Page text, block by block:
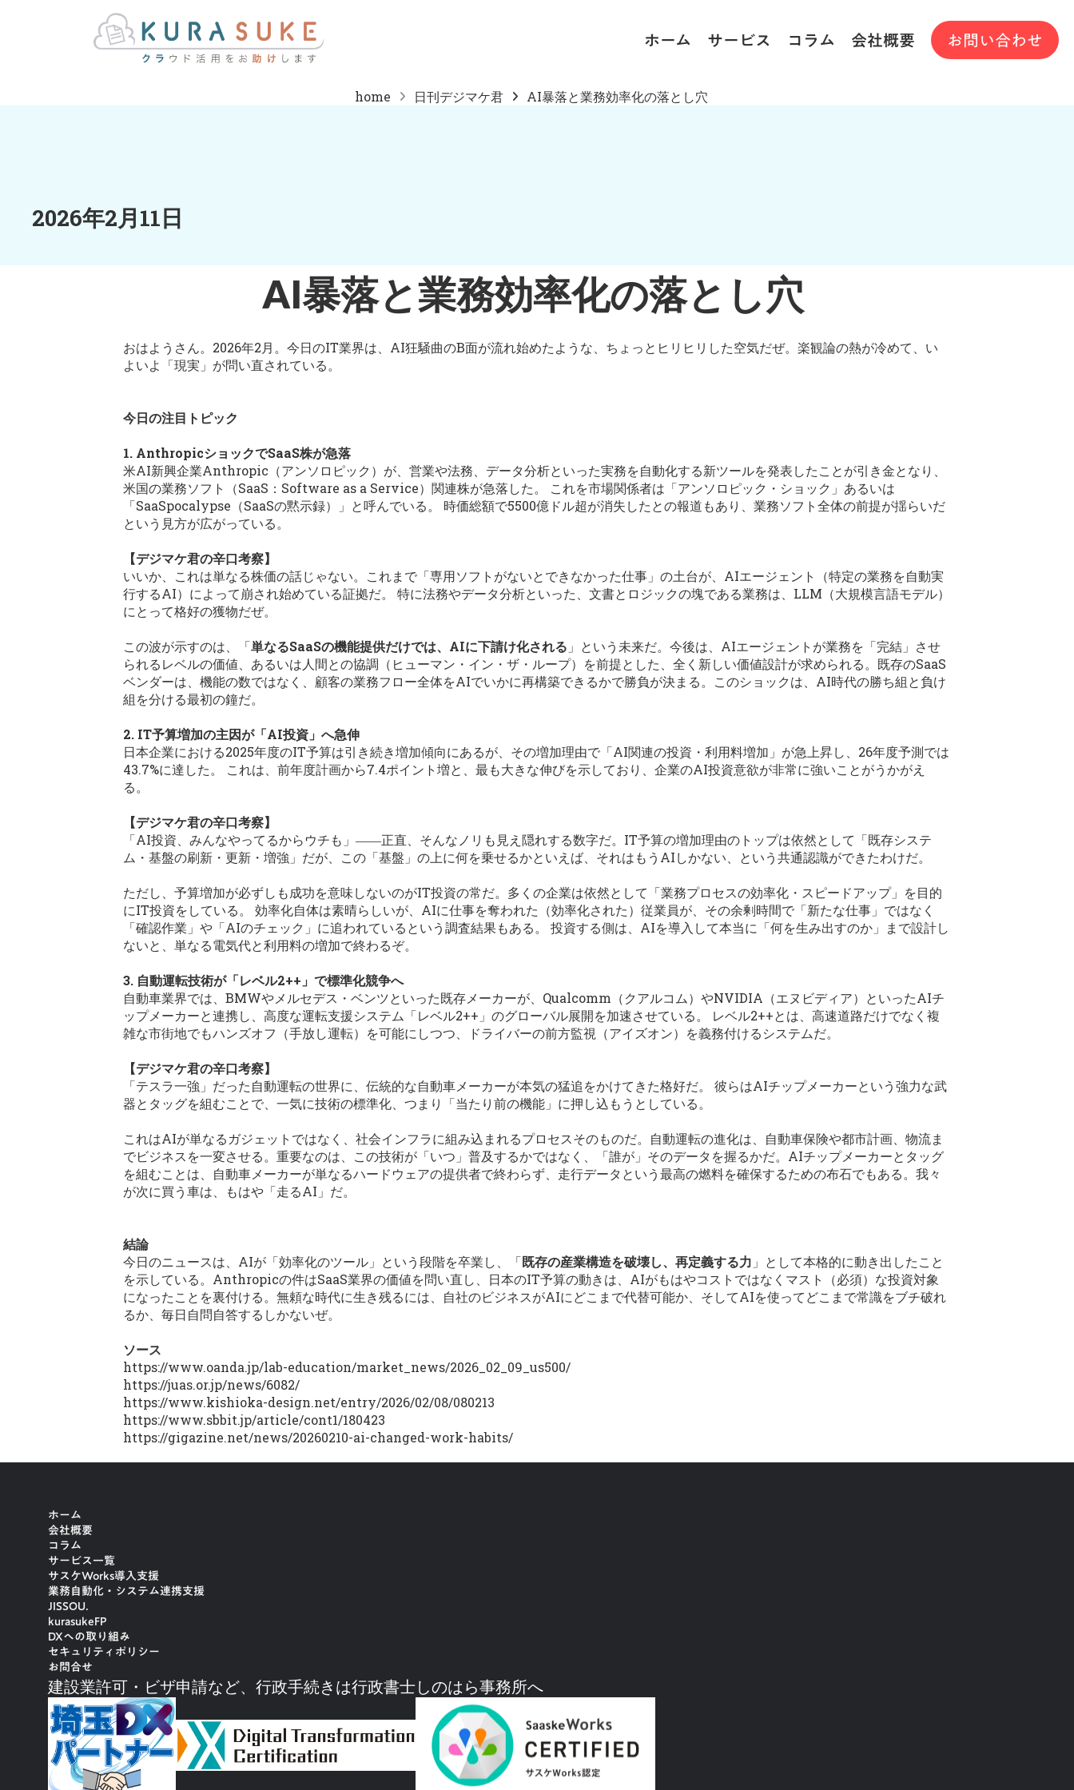
ホーム サービス コラム 会社概要 お問い合わせ
home 日刊デジマケ君 AI暴落と業務効率化の落とし穴
2026年2月11日
AI暴落と業務効率化の落とし穴
おはようさん。2026年2月。今日のIT業界は、AI狂騒曲のB面が流れ始めたような、ちょっとヒリヒリした空気だぜ。楽観論の熱が冷めて、い
よいよ「現実」が問い直されている。
今日の注目トピック
1. AnthropicショックでSaaS株が急落
米AI新興企業Anthropic（アンソロピック）が、営業や法務、データ分析といった実務を自動化する新ツールを発表したことが引き金となり、
米国の業務ソフト（SaaS：Software as a Service）関連株が急落した。 これを市場関係者は「アンソロピック・ショック」あるいは
「SaaSpocalypse（SaaSの黙示録）」と呼んでいる。 時価総額で5500億ドル超が消失したとの報道もあり、業務ソフト全体の前提が揺らいだ
という見方が広がっている。
【デジマケ君の辛口考察】
いいか、これは単なる株価の話じゃない。これまで「専用ソフトがないとできなかった仕事」の土台が、AIエージェント（特定の業務を自動実
行するAI）によって崩され始めている証拠だ。 特に法務やデータ分析といった、文書とロジックの塊である業務は、LLM（大規模言語モデル）
にとって格好の獲物だぜ。
この波が示すのは、「単なるSaaSの機能提供だけでは、AIに下請け化される 」という未来だ。今後は、AIエージェントが業務を「完結」させ
られるレベルの価値、あるいは人間との協調（ヒューマン・イン・ザ・ループ）を前提とした、全く新しい価値設計が求められる。既存のSaaS
ベンダーは、機能の数ではなく、顧客の業務フロー全体をAIでいかに再構築できるかで勝負が決まる。このショックは、AI時代の勝ち組と負け
組を分ける最初の鐘だ。
2. IT予算増加の主因が「AI投資」へ急伸
日本企業における2025年度のIT予算は引き続き増加傾向にあるが、その増加理由で「AI関連の投資・利用料増加」が急上昇し、26年度予測では
43.7%に達した。 これは、前年度計画から7.4ポイント増と、最も大きな伸びを示しており、企業のAI投資意欲が非常に強いことがうかがえ
る。
【デジマケ君の辛口考察】
「AI投資、みんなやってるからウチも」――正直、そんなノリも見え隠れする数字だ。IT予算の増加理由のトップは依然として「既存システ
ム・基盤の刷新・更新・増強」だが、この「基盤」の上に何を乗せるかといえば、それはもうAIしかない、という共通認識ができたわけだ。
ただし、予算増加が必ずしも成功を意味しないのがIT投資の常だ。多くの企業は依然として「業務プロセスの効率化・スピードアップ」を目的
にIT投資をしている。 効率化自体は素晴らしいが、AIに仕事を奪われた（効率化された）従業員が、その余剰時間で「新たな仕事」ではなく
「確認作業」や「AIのチェック」に追われているという調査結果もある。 投資する側は、AIを導入して本当に「何を生み出すのか」まで設計し
ないと、単なる電気代と利用料の増加で終わるぞ。
3. 自動運転技術が「レベル2++」で標準化競争へ
自動車業界では、BMWやメルセデス・ベンツといった既存メーカーが、Qualcomm（クアルコム）やNVIDIA（エヌビディア）といったAIチ
ップメーカーと連携し、高度な運転支援システム「レベル2++」のグローバル展開を加速させている。 レベル2++とは、高速道路だけでなく複
雑な市街地でもハンズオフ（手放し運転）を可能にしつつ、ドライバーの前方監視（アイズオン）を義務付けるシステムだ。
【デジマケ君の辛口考察】
「テスラ一強」だった自動運転の世界に、伝統的な自動車メーカーが本気の猛追をかけてきた格好だ。 彼らはAIチップメーカーという強力な武
器とタッグを組むことで、一気に技術の標準化、つまり「当たり前の機能」に押し込もうとしている。
これはAIが単なるガジェットではなく、社会インフラに組み込まれるプロセスそのものだ。自動運転の進化は、自動車保険や都市計画、物流ま
でビジネスを一変させる。重要なのは、この技術が「いつ」普及するかではなく、「誰が」そのデータを握るかだ。AIチップメーカーとタッグ
を組むことは、自動車メーカーが単なるハードウェアの提供者で終わらず、走行データという最高の燃料を確保するための布石でもある。我々
が次に買う車は、もはや「走るAI」だ。
結論
今日のニュースは、AIが「効率化のツール」という段階を卒業し、「既存の産業構造を破壊し、再定義する力 」として本格的に動き出したこと
を示している。Anthropicの件はSaaS業界の価値を問い直し、日本のIT予算の動きは、AIがもはやコストではなくマスト（必須）な投資対象
になったことを裏付ける。無頼な時代に生き残るには、自社のビジネスがAIにどこまで代替可能か、そしてAIを使ってどこまで常識をブチ破れ
るか、毎日自問自答するしかないぜ。
ソース
https://www.oanda.jp/lab-education/market_news/2026_02_09_us500/
https://juas.or.jp/news/6082/
https://www.kishioka-design.net/entry/2026/02/08/080213
https://www.sbbit.jp/article/cont1/180423
https://gigazine.net/news/20260210-ai-changed-work-habits/
ホーム
会社概要
コラム
サービス一覧
サスケWorks導入支援
業務自動化・システム連携支援
JISSOU.
kurasukeFP
DXへの取り組み
セキュリティポリシー
お問合せ
建設業許可・ビザ申請など、行政手続きは行政書士しのはら事務所へ